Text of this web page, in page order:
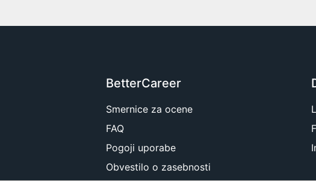
BetterCareer
Smernice za ocene
FAQ
Pogoji uporabe
Obvestilo o zasebnosti